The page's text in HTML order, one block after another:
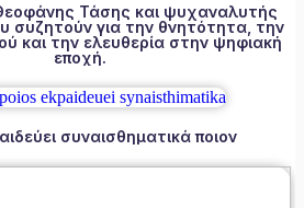
Τάσης και ψυχαναλυτής
συζητούν για την θνητότητα, την
και την ελευθερία στην ψηφιακή
εποχή.
συναισθηματικά ποιον